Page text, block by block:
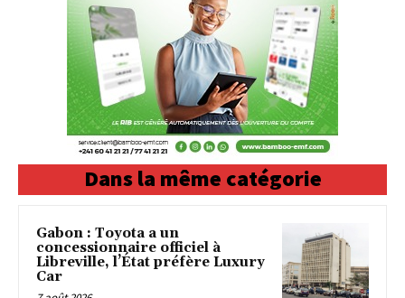
Dans la même catégorie
Gabon : Toyota a un
concessionnaire officiel à
Libreville, l’État préfère Luxury
Car